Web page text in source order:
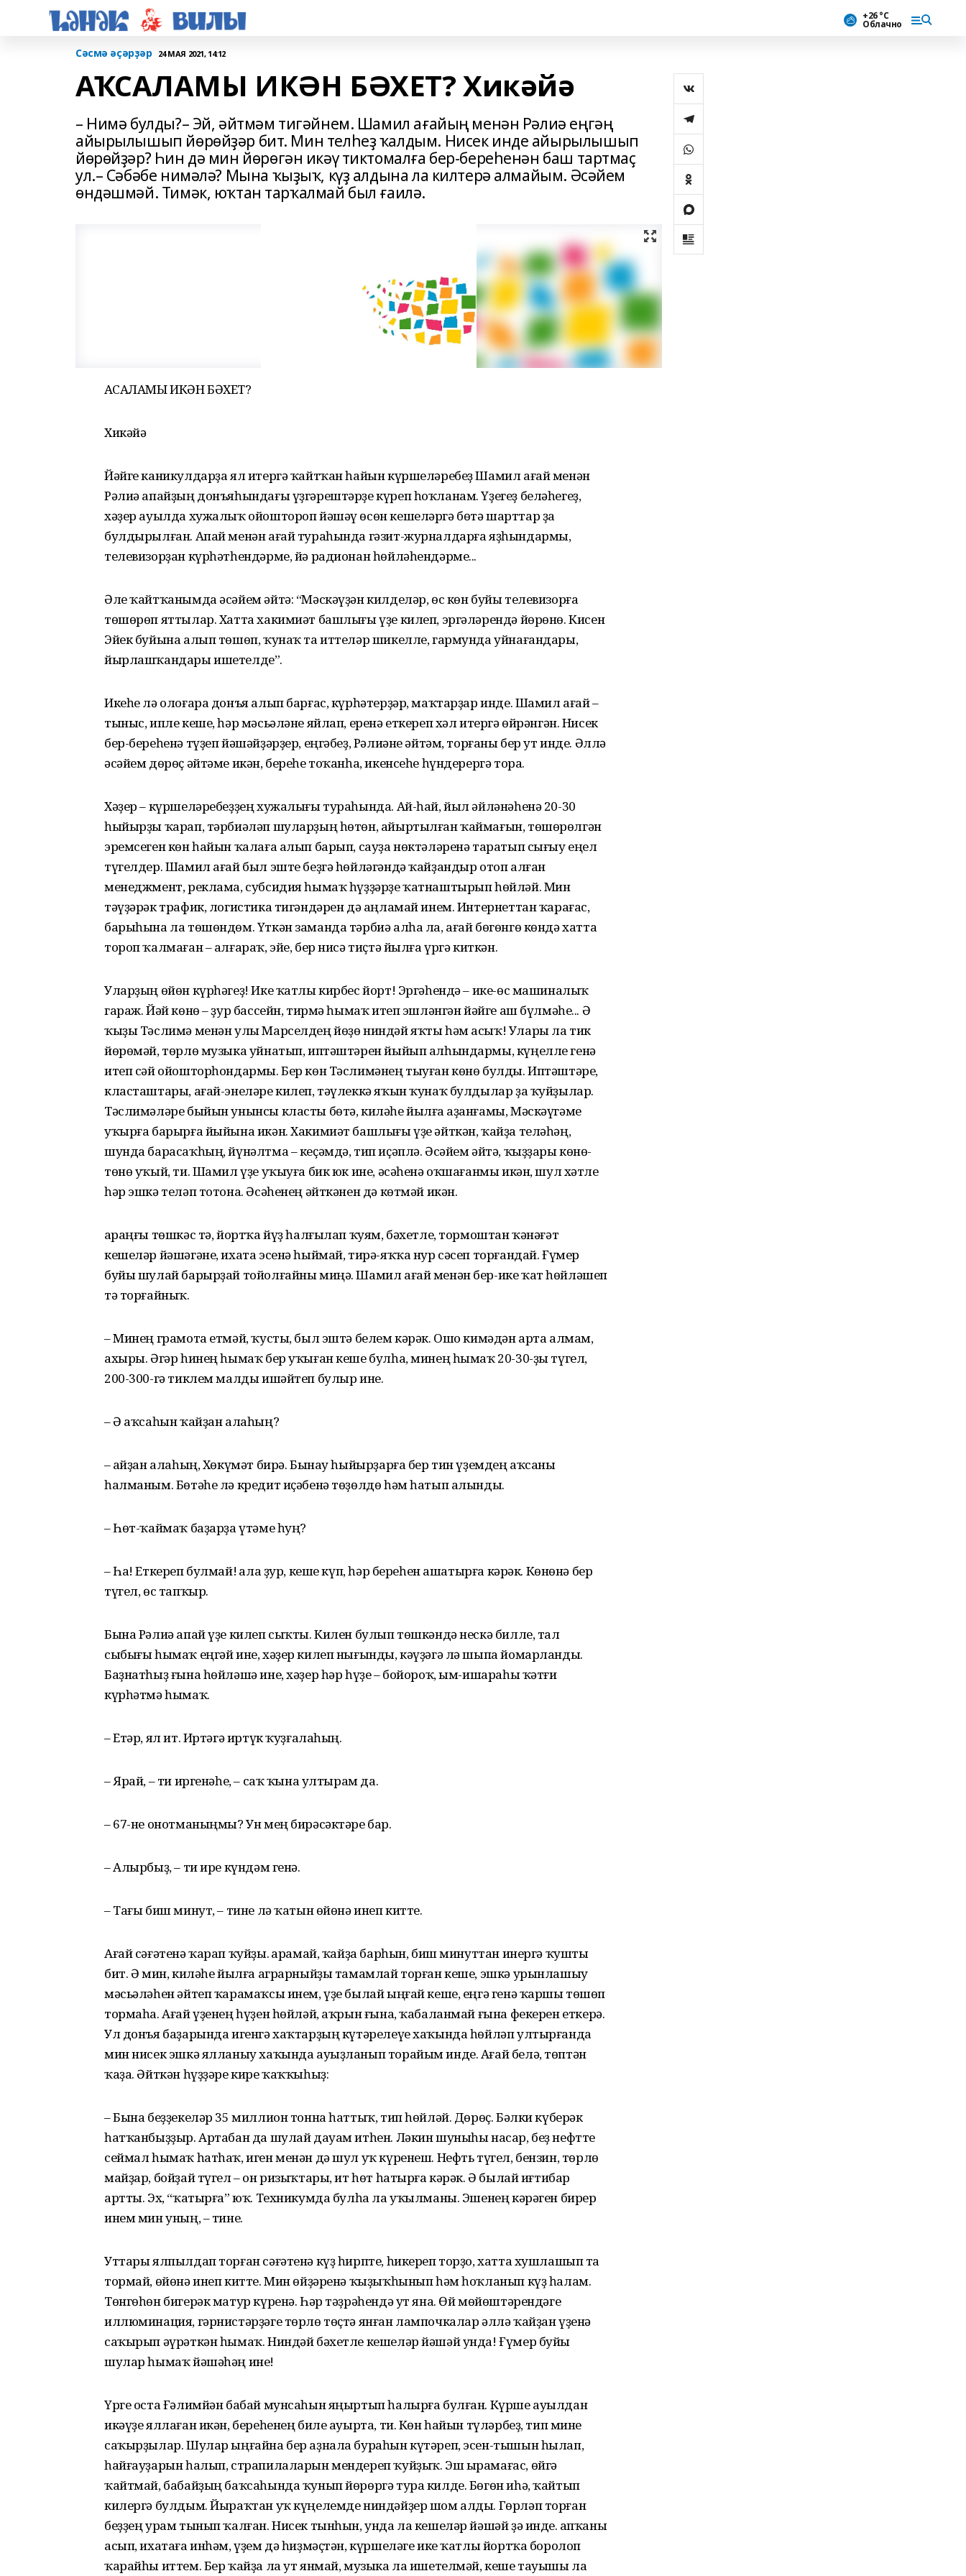
+26 °С
Облачно
Сәсмә әҫәрҙәр 24 МАЯ 2021, 14:12
АҠСАЛАМЫ ИКӘН БӘХЕТ? Хикәйә
– Нимә булды?– Эй, әйтмәм тигәйнем. Шамил ағайың менән Рәлиә еңгәң
айырылышып йөрөйҙәр бит. Мин телһеҙ ҡалдым. Нисек инде айырылышып
йөрөйҙәр? Һин дә мин йөрөгән икәү тиктомалға бер-береһенән баш тартмаҫ
ул.– Сәбәбе нимәлә? Мына ҡыҙыҡ, күҙ алдына ла килтерә алмайым. Әсәйем
өндәшмәй. Тимәк, юҡтан тарҡалмай был ғаилә.
АҠСАЛАМЫ ИКӘН БӘХЕТ?
Хикәйә
Йәйге каникулдарҙа ял итергә ҡайтҡан һайын күршеләребеҙ Шамил ағай менән
Рәлиә апайҙың донъяһындағы үҙгәрештәрҙе күреп һоҡланам. Үҙегеҙ беләһегеҙ,
хәҙер ауылда хужалыҡ ойоштороп йәшәү өсөн кешеләргә бөтә шарттар ҙа
булдырылған. Апай менән ағай тураһында гәзит-журналдарға яҙһындармы,
телевизорҙан күрһәтһендәрме, йә радионан һөйләһендәрме...
Әле ҡайтҡанымда әсәйем әйтә: “Мәскәүҙән килделәр, өс көн буйы телевизорға
төшөрөп яттылар. Хатта хакимиәт башлығы үҙе килеп, эргәләрендә йөрөнө. Кисен
Эйек буйына алып төшөп, ҡунаҡ та иттеләр шикелле, гармунда уйнағандары,
йырлашҡандары ишетелде”.
Икеһе лә олоғара донъя алып барғас, күрһәтерҙәр, маҡтарҙар инде. Шамил ағай –
тыныс, ипле кеше, һәр мәсьәләне яйлап, еренә еткереп хәл итергә өйрәнгән. Нисек
бер-береһенә түҙеп йәшәйҙәрҙер, еңгәбеҙ, Рәлиәне әйтәм, торғаны бер ут инде. Әллә
әсәйем дөрөҫ әйтәме икән, береһе тоҡанһа, икенсеһе һүндерергә тора.
Хәҙер – күршеләребеҙҙең хужалығы тураһында. Ай-һай, йыл әйләнәһенә 20-30
һыйырҙы ҡарап, тәрбиәләп шуларҙың һөтөн, айыртылған ҡаймағын, төшөрөлгән
эремсеген көн һайын ҡалаға алып барып, сауҙа нөктәләренә таратып сығыу еңел
түгелдер. Шамил ағай был эште беҙгә һөйләгәндә ҡайҙандыр отоп алған
менеджмент, реклама, субсидия һымаҡ һүҙҙәрҙе ҡатнаштырып һөйләй. Мин
тәүҙәрәк трафик, логистика тигәндәрен дә аңламай инем. Интернеттан ҡарағас,
барыһына ла төшөндөм. Үткән заманда тәрбиә алһа ла, ағай бөгөнгө көндә хатта
тороп ҡалмаған – алғараҡ, эйе, бер нисә тиҫтә йылға үргә киткән.
Уларҙың өйөн күрһәгеҙ! Ике ҡатлы кирбес йорт! Эргәһендә – ике-өс машиналыҡ
гараж. Йәй көнө – ҙур бассейн, тирмә һымаҡ итеп эшләнгән йәйге аш бүлмәһе... Ә
ҡыҙы Тәслимә менән улы Марселдең йөҙө ниндәй яҡты һәм асыҡ! Улары ла тик
йөрөмәй, төрлө музыка уйнатып, иптәштәрен йыйып алһындармы, күңелле генә
итеп сәй ойошторһондармы. Бер көн Тәслимәнең тыуған көнө булды. Иптәштәре,
класташтары, ағай-энеләре килеп, тәүлеккә яҡын ҡунаҡ булдылар ҙа ҡуйҙылар.
Тәслимәләре быйын унынсы класты бөтә, киләһе йылға Ҡаҙанғамы, Мәскәүгәме
уҡырға барырға йыйына икән. Хакимиәт башлығы үҙе әйткән, ҡайҙа теләһәң,
шунда барасаҡһың, йүнәлтма – кеҫәмдә, тип иҫәплә. Әсәйем әйтә, ҡыҙҙары көнө-
төнө уҡый, ти. Шамил үҙе уҡыуға бик юк ине, әсәһенә оҡшағанмы икән, шул хәтле
һәр эшкә теләп тотона. Әсәһенең әйткәнен дә көтмәй икән.
Ҡараңғы төшкәс тә, йортҡа йүҙ һалғылап ҡуям, бәхетле, тормоштан ҡәнәғәт
кешеләр йәшәгәне, ихата эсенә һыймай, тирә-яҡҡа нур сәсеп торғандай. Ғүмер
буйы шулай барырҙай тойолғайны миңә. Шамил ағай менән бер-ике ҡат һөйләшеп
тә торғайныҡ.
– Минең грамота етмәй, ҡусты, был эштә белем кәрәк. Ошо кимәдән арта алмам,
ахыры. Әгәр һинең һымаҡ бер уҡыған кеше булһа, минең һымаҡ 20-30-ҙы түгел,
200-300-гә тиклем малды ишәйтеп булыр ине.
– Ә аҡсаһын ҡайҙан алаһың?
– Ҡайҙан алаһың, Хөкүмәт бирә. Бынау һыйырҙарға бер тин үҙемдең аҡсаны
һалманым. Бөтәһе лә кредит иҫәбенә төҙөлдө һәм һатып алынды.
– Һөт-ҡаймаҡ баҙарҙа үтәме һуң?
– Һа! Еткереп булмай! Ҡала ҙур, кеше күп, һәр береһен ашатырға кәрәк. Көнөнә бер
түгел, өс тапҡыр.
Бына Рәлиә апай үҙе килеп сыҡты. Килен булып төшкәндә нескә билле, тал
сыбығы һымаҡ еңгәй ине, хәҙер килеп нығынды, кәүҙәгә лә шыпа йомарланды.
Баҙнатһыҙ ғына һөйләшә ине, хәҙер һәр һүҙе – бойороҡ, ым-ишараһы ҡәтғи
күрһәтмә һымаҡ.
– Етәр, ял ит. Иртәгә иртүк ҡуҙғалаһың.
– Ярай, – ти иргенәһе, – саҡ ҡына ултырам да.
– 67-не онотманыңмы? Ун мең бирәсәктәре бар.
– Алырбыҙ, – ти ире күндәм генә.
– Тағы биш минут, – тине лә ҡатын өйөнә инеп китте.
Ағай сәғәтенә ҡарап ҡуйҙы. Ҡарамай, ҡайҙа барһын, биш минуттан инергә ҡушты
бит. Ә мин, киләһе йылға аграрныйҙы тамамлай торған кеше, эшкә урынлашыу
мәсьәләһен әйтеп ҡарамаҡсы инем, үҙе былай ыңғай кеше, еңгә генә ҡаршы төшөп
тормаһа. Ағай үҙенең һүҙен һөйләй, аҡрын ғына, ҡабаланмай ғына фекерен еткерә.
Ул донъя баҙарында игенгә хаҡтарҙың күтәрелеүе хаҡында һөйләп ултырғанда
мин нисек эшкә ялланыу хаҡында ауыҙланып торайым инде. Ағай белә, төптән
ҡаҙа. Әйткән һүҙҙәре кире ҡаҡҡыһыҙ:
– Бына беҙҙекеләр 35 миллион тонна һаттыҡ, тип һөйләй. Дөрөҫ. Бәлки күберәк
һатҡанбыҙҙыр. Артабан да шулай дауам итһен. Ләкин шуныһы насар, беҙ нефтте
сеймал һымаҡ һатһаҡ, иген менән дә шул уҡ күренеш. Нефть түгел, бензин, төрлө
майҙар, бойҙай түгел – он ризыҡтары, ит һөт һатырға кәрәк. Ә былай иғтибар
артты. Эх, “ҡатырға” юҡ. Техникумда булһа ла уҡылманы. Эшенең кәрәген бирер
инем мин уның, – тине.
Уттары ялпылдап торған сәғәтенә күҙ һирпте, һикереп торҙо, хатта хушлашып та
тормай, өйөнә инеп китте. Мин өйҙәренә ҡыҙыҡһынып һәм һоҡланып күҙ һалам.
Төнгөһөн бигерәк матур күренә. Һәр тәҙрәһендә ут яна. Өй мөйөштәрендәге
иллюминация, гәрнистәрҙәге төрлө төҫтә янған лампочкалар әллә ҡайҙан үҙенә
саҡырып әүрәткән һымаҡ. Ниндәй бәхетле кешеләр йәшәй унда! Ғүмер буйы
шулар һымаҡ йәшәһәң ине!
Үрге оста Ғәлимйән бабай мунсаһын яңыртып һалырға булған. Күрше ауылдан
икәүҙе яллаған икән, береһенең биле ауырта, ти. Көн һайын түләрбеҙ, тип мине
саҡырҙылар. Шулар ыңғайна бер аҙнала бураһын күтәреп, эсен-тышын һылап,
һайғауҙарын һалып, страпилаларын мендереп ҡуйҙыҡ. Эш ырамағас, өйгә
ҡайтмай, бабайҙың баҡсаһында ҡунып йөрөргә тура килде. Бөгөн иһә, ҡайтып
килергә булдым. Йыраҡтан уҡ күңелемде ниндәйҙер шом алды. Гөрләп торған
беҙҙең урам тынып ҡалған. Нисек тынһын, унда ла кешеләр йәшәй ҙә инде. Ҡапҡаны
асып, ихатаға инһәм, үҙем дә һиҙмәҫтән, күршеләге ике ҡатлы йортҡа боролоп
ҡарайһы иттем. Бер ҡайҙа ла ут янмай, музыка ла ишетелмәй, кеше тауышы ла